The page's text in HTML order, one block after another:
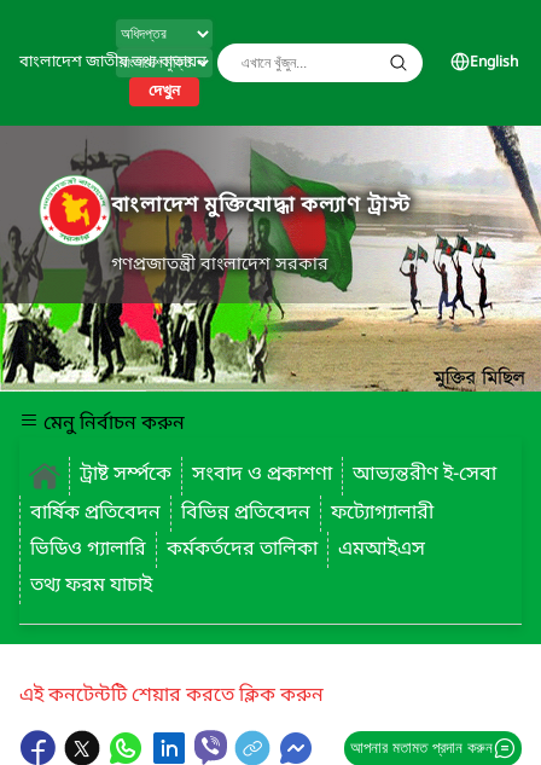
বাংলাদেশ জাতীয় তথ্য বাতায়ন
দেখুন
English
বাংলাদেশ মুক্তিযোদ্ধা কল্যাণ ট্রাস্ট
গণপ্রজাতন্ত্রী বাংলাদেশ সরকার
মেনু নির্বাচন করুন
ট্রাষ্ট সর্ম্পকে
সংবাদ ও প্রকাশণা
আভ্যন্তরীণ ই-সেবা
বার্ষিক প্রতিবেদন
বিভিন্ন প্রতিবেদন
ফট্যোগ্যালারী
ভিডিও গ্যালারি
কর্মকর্তদের তালিকা
এমআইএস
তথ্য ফরম যাচাই
এই কনটেন্টটি শেয়ার করতে ক্লিক করুন
আপনার মতামত প্রদান করুন